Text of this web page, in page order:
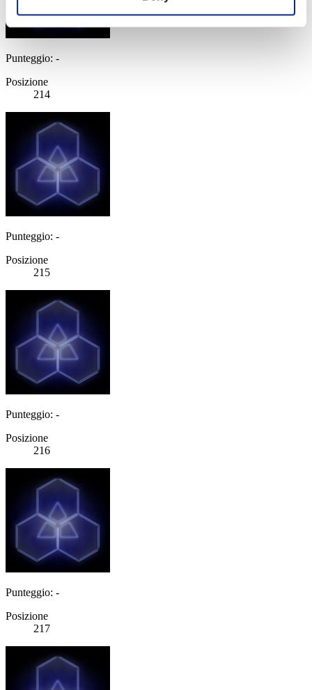
Punteggio: -
Posizione
214
Punteggio: -
Posizione
215
Punteggio: -
Posizione
216
Punteggio: -
Posizione
217